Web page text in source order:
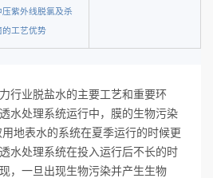
压紫外线脱氯及杀
的工艺优势
行业脱盐水的主要工艺和重要环
水处理系统运行中，膜的生物污染
地表水的系统在夏季运行的时候更
水处理系统在投入运行后不长的时
，一旦出现生物污染并产生生物